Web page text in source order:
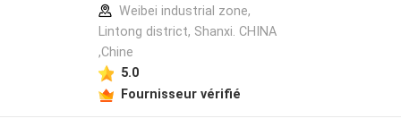
Weibei industrial zone,
Lintong district, Shanxi. CHINA
,Chine
5.0
Fournisseur vérifié